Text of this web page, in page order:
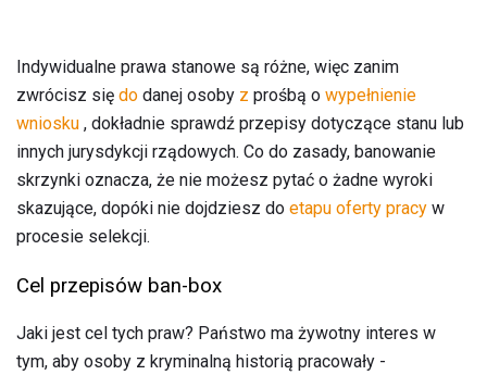
Indywidualne prawa stanowe są różne, więc zanim
zwrócisz się do danej osoby z prośbą o wypełnienie
wniosku , dokładnie sprawdź przepisy dotyczące stanu lub
innych jurysdykcji rządowych. Co do zasady, banowanie
skrzynki oznacza, że ​​nie możesz pytać o żadne wyroki
skazujące, dopóki nie dojdziesz do etapu oferty pracy w
procesie selekcji.
Cel przepisów ban-box
Jaki jest cel tych praw? Państwo ma żywotny interes w
tym, aby osoby z kryminalną historią pracowały -